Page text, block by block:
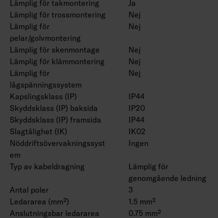
Lämplig för takmontering
Ja
Lämplig för trossmontering
Nej
Lämplig för
pelar/golvmontering
Nej
Lämplig för skenmontage
Nej
Lämplig för klämmontering
Nej
Lämplig för
lågspänningssystem
Nej
Kapslingsklass (IP)
IP44
Skyddsklass (IP) baksida
IP20
Skyddsklass (IP) framsida
IP44
Slagtålighet (IK)
IK02
Nöddriftsövervakningssyst
em
Ingen
Typ av kabeldragning
Lämplig för
genomgående ledning
Antal poler
3
Ledararea (mm²)
1.5 mm²
Anslutningsbar ledararea
0.75 mm²